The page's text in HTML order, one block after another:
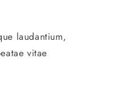
laudantium,
vitae